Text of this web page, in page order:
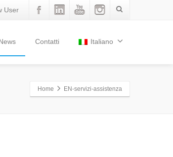
User
Contatti Italiano
Home EN-servizi-assistenza